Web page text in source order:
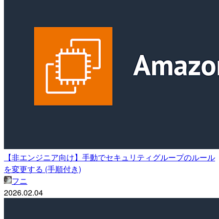
【非エンジニア向け】手動でセキュリティグループのルール
を変更する (手順付き)
フニ
2026.02.04